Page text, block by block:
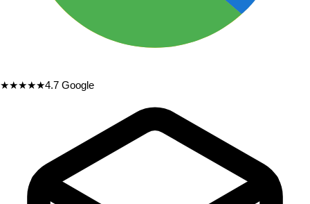
★★★★★4.7 Google